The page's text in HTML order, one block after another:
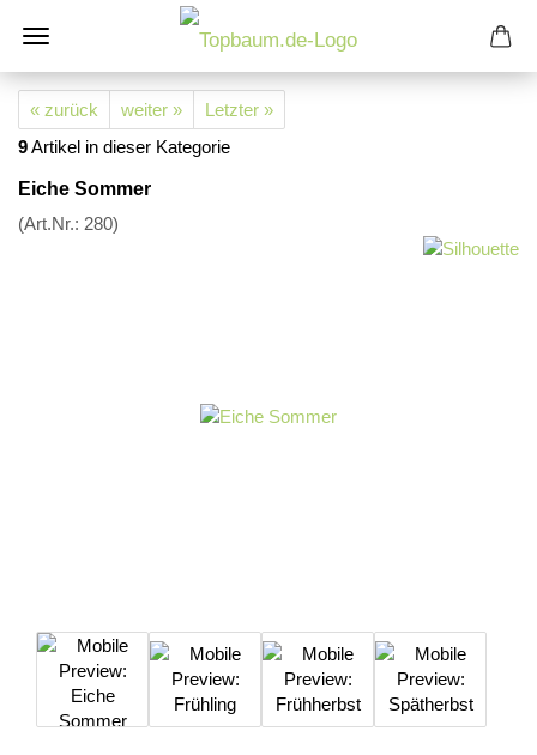
« zurück weiter »
Letzter »
9Artikel in dieser Kategorie
Eiche Sommer
(Art.Nr.: 280)